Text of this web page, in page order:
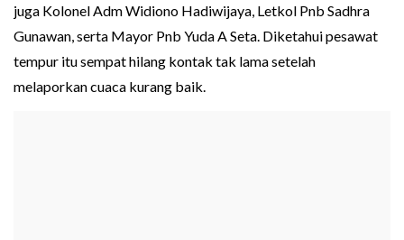
juga Kolonel Adm Widiono Hadiwijaya, Letkol Pnb Sadhra
Gunawan, serta Mayor Pnb Yuda A Seta. Diketahui pesawat
tempur itu sempat hilang kontak tak lama setelah
melaporkan cuaca kurang baik.